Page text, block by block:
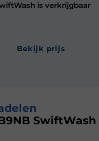
is verkrijgbaar
bekijk prijs
SwiftWash